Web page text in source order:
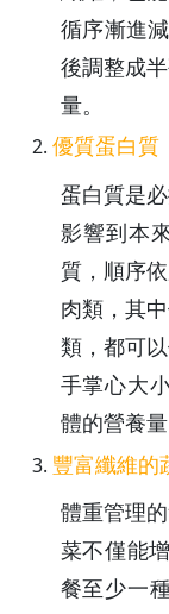
循序漸進
後調整成
量。
優質蛋白質
蛋白質是
影響到本
質，順序
肉類，其
類，都可
手掌心大
體的營養量
豐富纖維的
體重管理
菜不僅能
餐至少一